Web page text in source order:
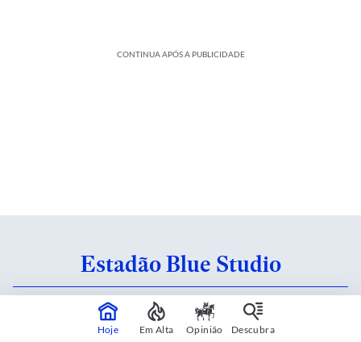
CONTINUA APÓS A PUBLICIDADE
Estadão Blue Studio
Conteúdo criado em parceria com patrocinadores.
Saiba mais
Hoje Em Alta Opinião Descubra